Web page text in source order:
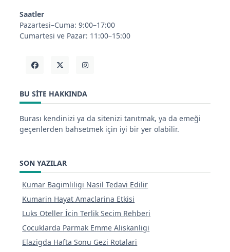
Saatler
Pazartesi–Cuma: 9:00–17:00
Cumartesi ve Pazar: 11:00–15:00
BU SITE HAKKINDA
Burası kendinizi ya da sitenizi tanıtmak, ya da emeği
geçenlerden bahsetmek için iyi bir yer olabilir.
SON YAZILAR
Kumar Bagimliligi Nasil Tedavi Edilir
Kumarin Hayat Amaclarina Etkisi
Luks Oteller İcin Terlik Secim Rehberi
Cocuklarda Parmak Emme Aliskanligi
Elazigda Hafta Sonu Gezi Rotalari